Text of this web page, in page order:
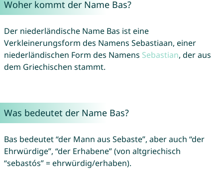
Woher kommt der Name Bas?
Der niederländische Name Bas ist eine
Verkleinerungsform des Namens Sebastiaan, einer
niederländischen Form des Namens Sebastian, der aus
dem Griechischen stammt.
Was bedeutet der Name Bas?
Bas bedeutet “der Mann aus Sebaste”, aber auch “der
Ehrwürdige”, “der Erhabene” (von altgriechisch
“sebastós” = ehrwürdig/erhaben).